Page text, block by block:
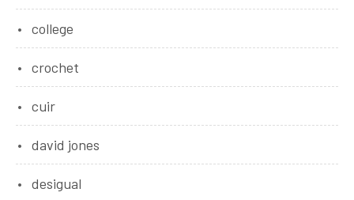
college
crochet
cuir
david jones
desigual